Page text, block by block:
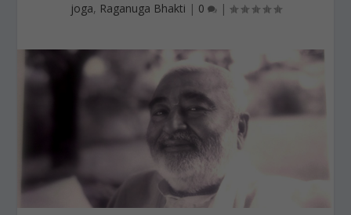
joga, Raganuga Bhakti | 0 |